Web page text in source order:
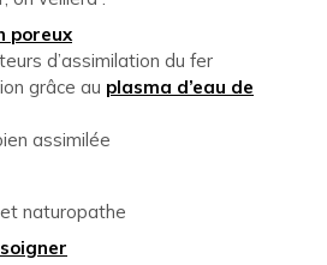
poreux
d’assimilation du fer
grâce au plasma d’eau de
assimilée
naturopathe